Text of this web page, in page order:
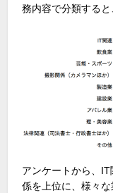
務内容で分類すると
アンケートから、
係を上位に、様々